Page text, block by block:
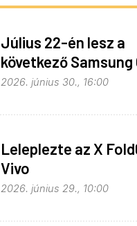
Július 22-én lesz a
következő Samsung
Unpacked – ez
2026. június 30., 16:00
Leleplezte az X
Vivo
2026. június 29., 10:00